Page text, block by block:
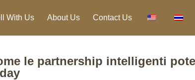
With Us About Us Contact Us
le partnership intelligenti